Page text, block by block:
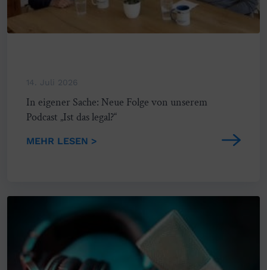
14. Juli 2026
In eigener Sache: Neue Folge von unserem
Podcast „Ist das legal?“
MEHR LESEN >